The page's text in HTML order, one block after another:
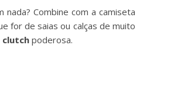
Combine com a camiseta
for de saias ou calças de muito
clutch poderosa.